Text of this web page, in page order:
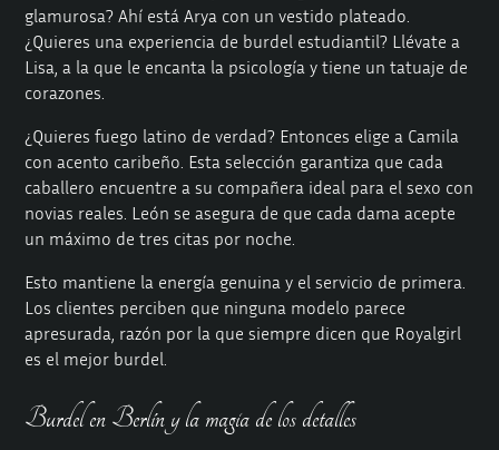
glamurosa? Ahí está Arya con un vestido plateado.
¿Quieres una experiencia de burdel estudiantil? Llévate a
Lisa, a la que le encanta la psicología y tiene un tatuaje de
corazones.
¿Quieres fuego latino de verdad? Entonces elige a Camila
con acento caribeño. Esta selección garantiza que cada
caballero encuentre a su compañera ideal para el sexo con
novias reales. León se asegura de que cada dama acepte
un máximo de tres citas por noche.
Esto mantiene la energía genuina y el servicio de primera.
Los clientes perciben que ninguna modelo parece
apresurada, razón por la que siempre dicen que Royalgirl
es el mejor burdel.
Burdel en Berlín y la magia de los detalles